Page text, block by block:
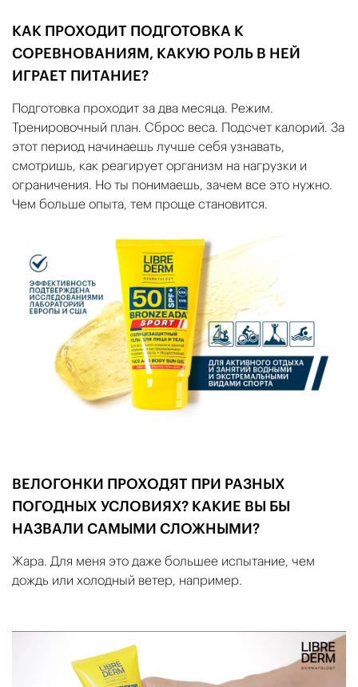
КАК ПРОХОДИТ ПОДГОТОВКА К
СОРЕВНОВАНИЯМ, КАКУЮ РОЛЬ В НЕЙ
ИГРАЕТ ПИТАНИЕ?
Подготовка проходит за два месяца. Режим.
Тренировочный план. Сброс веса. Подсчет калорий. За
этот период начинаешь лучше себя узнавать,
смотришь, как реагирует организм на нагрузки и
ограничения. Но ты понимаешь, зачем все это нужно.
Чем больше опыта, тем проще становится.
ВЕЛОГОНКИ ПРОХОДЯТ ПРИ РАЗНЫХ
ПОГОДНЫХ УСЛОВИЯХ? КАКИЕ ВЫ БЫ
НАЗВАЛИ САМЫМИ СЛОЖНЫМИ?
Жара. Для меня это даже большее испытание, чем
дождь или холодный ветер, например.